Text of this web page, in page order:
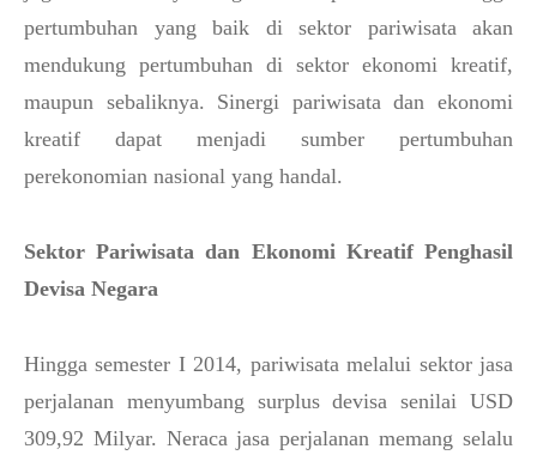
pertumbuhan yang baik di sektor pariwisata akan
mendukung pertumbuhan di sektor ekonomi kreatif,
maupun sebaliknya. Sinergi pariwisata dan ekonomi
kreatif dapat menjadi sumber pertumbuhan
perekonomian nasional yang handal.
Sektor Pariwisata dan Ekonomi Kreatif Penghasil
Devisa Negara
Hingga semester I 2014, pariwisata melalui sektor jasa
perjalanan menyumbang surplus devisa senilai USD
309,92 Milyar. Neraca jasa perjalanan memang selalu